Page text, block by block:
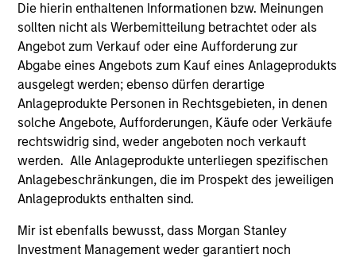
Die hierin enthaltenen Informationen bzw. Meinungen
sollten nicht als Werbemitteilung betrachtet oder als
Angebot zum Verkauf oder eine Aufforderung zur
Abgabe eines Angebots zum Kauf eines Anlageprodukts
ausgelegt werden; ebenso dürfen derartige
Anlageprodukte Personen in Rechtsgebieten, in denen
solche Angebote, Aufforderungen, Käufe oder Verkäufe
rechtswidrig sind, weder angeboten noch verkauft
werden. Alle Anlageprodukte unterliegen spezifischen
Anlagebeschränkungen, die im Prospekt des jeweiligen
Anlageprodukts enthalten sind.
Mir ist ebenfalls bewusst, dass Morgan Stanley
Investment Management weder garantiert noch
Services S.A., 11, rue du Général-Dufour, 1204 Genf,
Schweiz. Die Schweizer Zahlstelle ist Banque Cantonale
de Genève, 17, quai de l’Ile, 1204 Genf, Schweiz.
Beendet die Verwaltungsgesellschaft des entsprechenden
Fonds ihre Vereinbarung zur Vermarktung dieses Fonds in
einem Land des EWR, in dem dieser für den Verkauf
registriert ist, so geschieht dies in Übereinstimmung mit
den OGAW-Vorschriften.
Mit dem Fonds verbundene Begriffe und
Begriffsbestimmungen können Sie unserer Seite mit
demGlossarentnehmen.
Nettoinventarwerte (NAV) und abzüglich Gebühren
berechnet. Provisionen und Kosten, die bei der Ausgabe